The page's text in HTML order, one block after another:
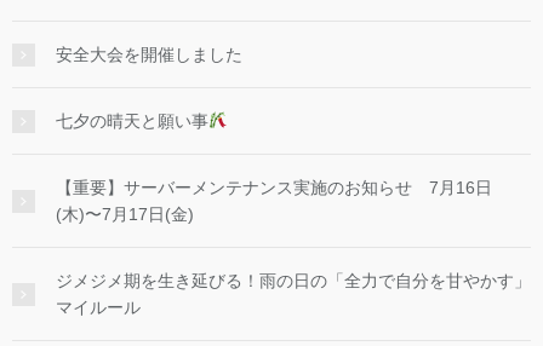
安全大会を開催しました
七夕の晴天と願い事
【重要】サーバーメンテナンス実施のお知らせ 7月16日
(木)〜7月17日(金)
ジメジメ期を生き延びる！雨の日の「全力で自分を甘やかす」
マイルール